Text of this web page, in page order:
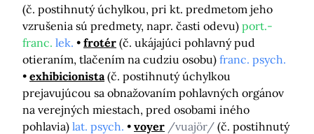
(č. postihnutý úchylkou, pri kt. predmetom jeho
vzrušenia sú predmety, napr. časti odevu) port.-
franc. lek. frotér (č. ukájajúci pohlavný pud
otieraním, tlačením na cudziu osobu) franc. psych.
exhibicionista (č. postihnutý úchylkou
prejavujúcou sa obnažovaním pohlavných orgánov
na verejných miestach, pred osobami iného
pohlavia) lat. psych. voyer /vuajör/ (č. postihnutý